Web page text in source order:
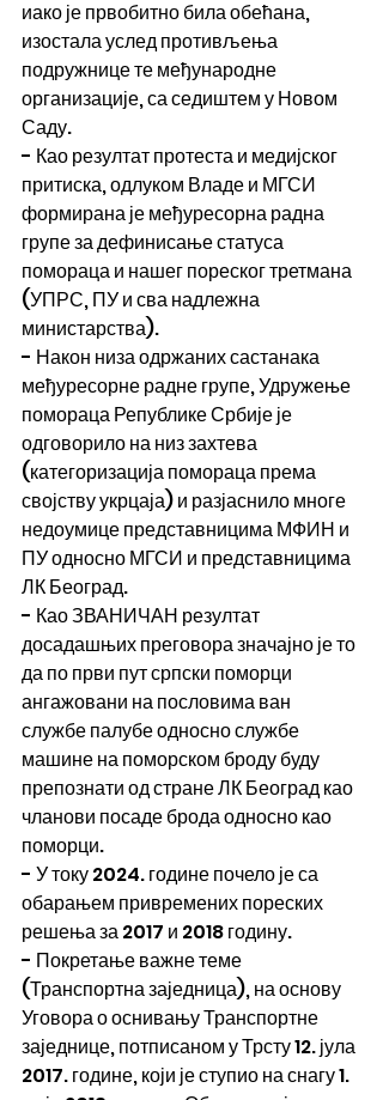
иако је првобитно била обећана,
изостала услед противљења
подружнице те међународне
организације, са седиштем у Новом
Саду.
- Као резултат протеста и медијског
притиска, одлуком Владе и МГСИ
формирана је међуресорна радна
групе за дефинисање статуса
помораца и нашег пореског третмана
(УПРС, ПУ и сва надлежна
министарства).
- Након низа одржаних састанака
међуресорне радне групе, Удружење
помораца Републике Србије је
одговорило на низ захтева
(категоризација помораца према
својству укрцаја) и разјаснило многе
недоумице представницима МФИН и
ПУ односно МГСИ и представницима
ЛК Београд.
- Као ЗВАНИЧАН резултат
досадашњих преговора значајно је то
да по први пут српски поморци
ангажовани на пословима ван
службе палубе односно службе
машине на поморском броду буду
препознати од стране ЛК Београд као
чланови посаде брода односно као
поморци.
- У току 2024. године почело је са
обарањем привремених пореских
решења за 2017 и 2018 годину.
- Покретање важне теме
(Транспортна заједница), на основу
Уговора о оснивању Транспортне
заједнице, потписаном у Трсту 12. јула
2017. године, који је ступио на снагу 1.